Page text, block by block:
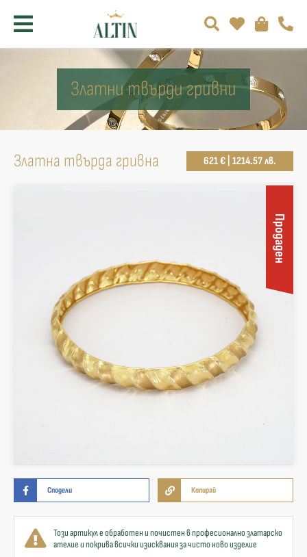
Златни твърди гривни
Златна твърда гривна 621 € | 1214.57 лв.
Продаден
Сподели Копирай
Този артикул е обработен и почистен в професионално златарско
ателие и покрива всички изисквания за чисто ново изделие